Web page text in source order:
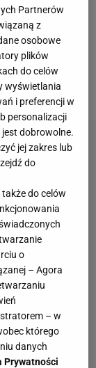
że
- mówił
medalu
jakiej
Partnerów
z
osobowe
plików
do celów
wyświetlania
i preferencji w
personalizacji
dobrowolne.
jej zakres lub
do
do celów
o
– Agora
– w
którego
danych
Prywatności